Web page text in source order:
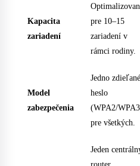
Kapacita
zariadení
pre 10–15
zariadení v
rámci rodiny.
Model
zabezpečenia
Jedno zdieľané
heslo
(WPA2/
pre všetkých.
Jeden
router,